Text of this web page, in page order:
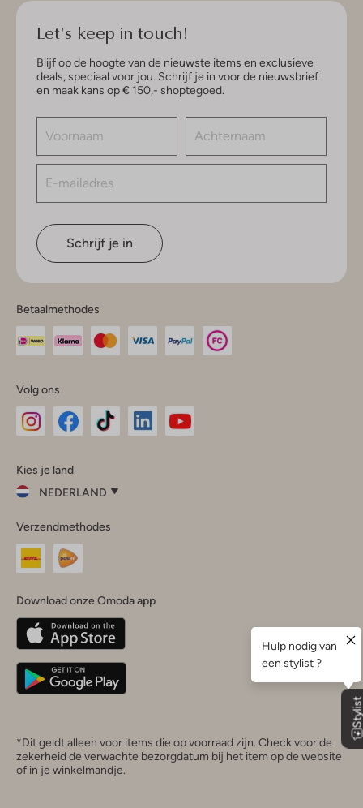
Let's keep in touch!
Blijf op de hoogte van de nieuwste items en exclusieve
deals, speciaal voor jou. Schrijf je in voor de nieuwsbrief
en maak kans op € 150,- shoptegoed.
Schrijf je in
Betaalmethodes
Volg ons
InstagramFacebook
Kies je land
NEDERLAND
je
land
Nederland
Belgique(Français)
Deutschland
Verzendmethodes
Download onze Omoda app
*Dit geldt alleen voor items die op voorraad zijn. Check voor de
zekerheid de verwachte bezorgdatum bij het item op de website
of in je winkelmandje.